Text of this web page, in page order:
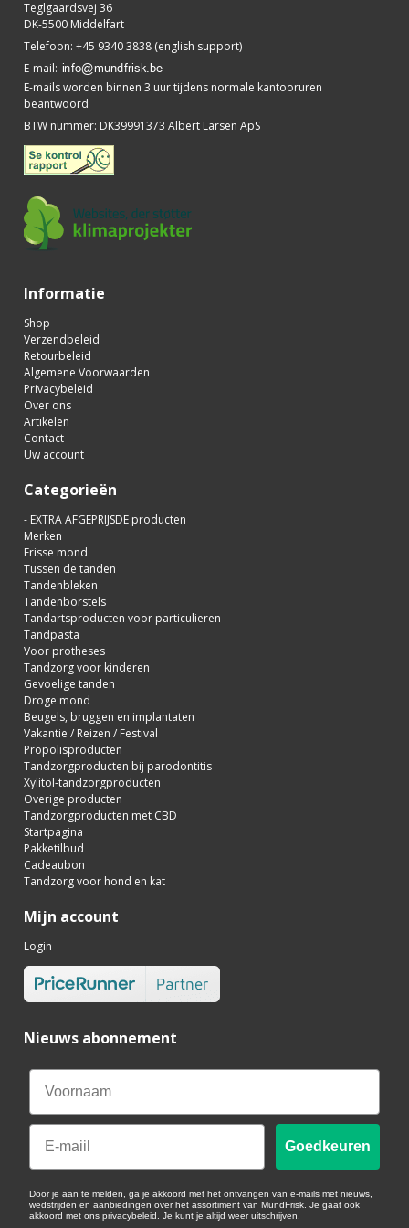
Teglgaardsvej 36
DK-5500 Middelfart
Telefoon: +45 9340 3838 (english support)
E-mail:
E-mails worden binnen 3 uur tijdens normale kantooruren
beantwoord
BTW nummer: DK39991373 Albert Larsen ApS
Informatie
Shop
Verzendbeleid
Retourbeleid
Algemene Voorwaarden
Privacybeleid
Over ons
Artikelen
Contact
Uw account
Categorieën
- EXTRA AFGEPRIJSDE producten
Merken
Frisse mond
Tussen de tanden
Tandenbleken
Tandenborstels
Tandartsproducten voor particulieren
Tandpasta
Voor protheses
Tandzorg voor kinderen
Gevoelige tanden
Droge mond
Beugels, bruggen en implantaten
Vakantie / Reizen / Festival
Propolisproducten
Tandzorgproducten bij parodontitis
Xylitol-tandzorgproducten
Overige producten
Tandzorgproducten met CBD
Startpagina
Pakketilbud
Cadeaubon
Tandzorg voor hond en kat
Mijn account
Login
Nieuws abonnement
Email
Goedkeuren
Door je aan te melden, ga je akkoord met het ontvangen van e-mails met nieuws,
wedstrijden en aanbiedingen over het assortiment van MundFrisk. Je gaat ook
akkoord met ons privacybeleid. Je kunt je altijd weer uitschrijven.